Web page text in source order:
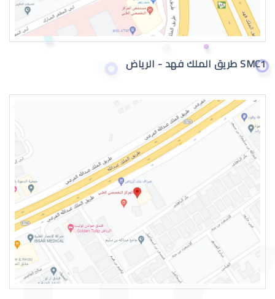
تمزق الشبكية في العين
نزيف الشبكية في العين
اعراض الشبكية في العين
SMC1 طريق الملك فهد - الرياض